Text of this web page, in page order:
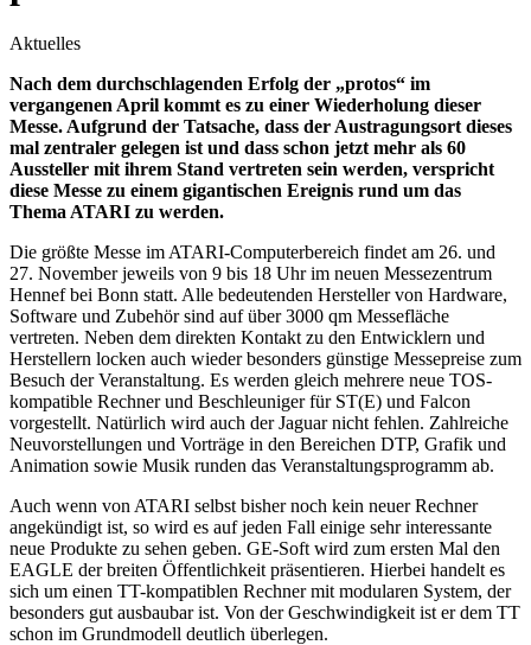
Aktuelles
Nach dem durchschlagenden Erfolg der „protos“ im
vergangenen April kommt es zu einer Wiederholung dieser
Messe. Aufgrund der Tatsache, dass der Austragungsort dieses
mal zentraler gelegen ist und dass schon jetzt mehr als 60
Aussteller mit ihrem Stand vertreten sein werden, verspricht
diese Messe zu einem gigantischen Ereignis rund um das
Thema ATARI zu werden.
Die größte Messe im ATARI-Computerbereich findet am 26. und
27. November jeweils von 9 bis 18 Uhr im neuen Messezentrum
Hennef bei Bonn statt. Alle bedeutenden Hersteller von Hardware,
Software und Zubehör sind auf über 3000 qm Messefläche
vertreten. Neben dem direkten Kontakt zu den Entwicklern und
Herstellern locken auch wieder besonders günstige Messepreise zum
Besuch der Veranstaltung. Es werden gleich mehrere neue TOS-
kompatible Rechner und Beschleuniger für ST(E) und Falcon
vorgestellt. Natürlich wird auch der Jaguar nicht fehlen. Zahlreiche
Neuvorstellungen und Vorträge in den Bereichen DTP, Grafik und
Animation sowie Musik runden das Veranstaltungsprogramm ab.
Auch wenn von ATARI selbst bisher noch kein neuer Rechner
angekündigt ist, so wird es auf jeden Fall einige sehr interessante
neue Produkte zu sehen geben. GE-Soft wird zum ersten Mal den
EAGLE der breiten Öffentlichkeit präsentieren. Hierbei handelt es
sich um einen TT-kompatiblen Rechner mit modularen System, der
besonders gut ausbaubar ist. Von der Geschwindigkeit ist er dem TT
schon im Grundmodell deutlich überlegen.